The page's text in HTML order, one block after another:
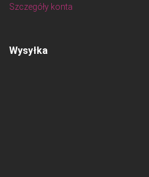
Szczegóły konta
Wysyłka